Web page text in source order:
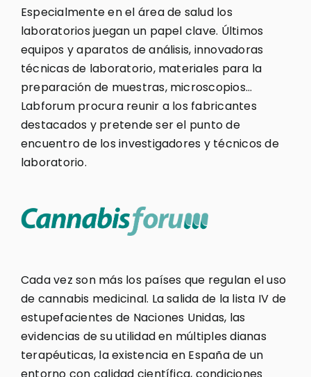
Especialmente en el área de salud los
laboratorios juegan un papel clave. Últimos
equipos y aparatos de análisis, innovadoras
técnicas de laboratorio, materiales para la
preparación de muestras, microscopios…
Labforum procura reunir a los fabricantes
destacados y pretende ser el punto de
encuentro de los investigadores y técnicos de
laboratorio.
Cada vez son más los países que regulan el uso
de cannabis medicinal. La salida de la lista IV de
estupefacientes de Naciones Unidas, las
evidencias de su utilidad en múltiples dianas
terapéuticas, la existencia en España de un